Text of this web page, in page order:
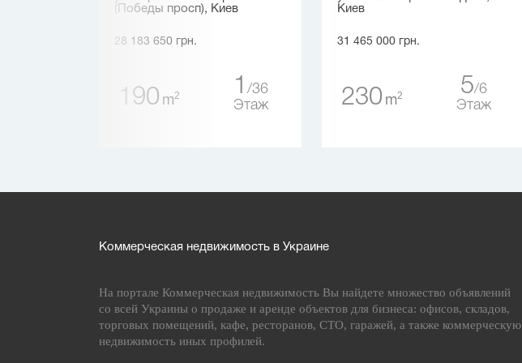
(Победы просп), Киев
28 183 650 грн.
190 m2 1
36
Этаж
Киев
31 465 000 грн.
230 m2 5 6
Этаж
Коммерческая недвижимость в Украине
На портале Коммерческая недвижимость Вы найдете множество объявлений
со всей Украины о продаже и аренде объектов для бизнеса: офисов, складов,
торговых помещений, кафе, ресторанов, СТО, гаражей, а также коммерческую
недвижимость иных профилей.